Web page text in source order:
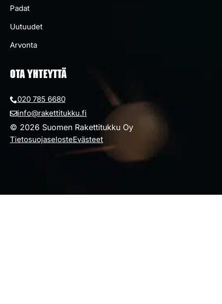
© 2026 Suomen Rakettitukku Oy
TietosuojaselosteEvästeet
Padat
Uutuudet
Arvonta
OTA YHTEYTTÄ
020 785 6680
info@rakettitukku.fi